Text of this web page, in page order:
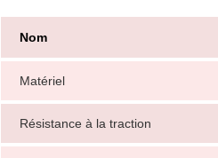
Nom
Matériel
Résistance à la traction